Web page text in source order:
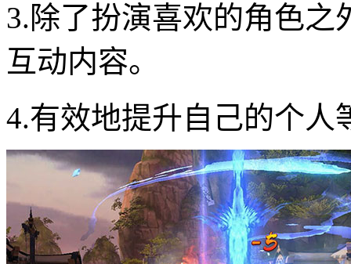
3.除了扮演喜欢的角色
互动内容。
4.有效地提升自己的个人